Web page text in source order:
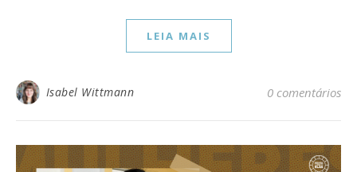
LEIA MAIS
Isabel Wittmann 0 comentários